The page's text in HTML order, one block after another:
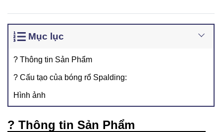
Mục lục
? Thông tin Sản Phẩm
? Cấu tạo của bóng rổ Spalding:
Hình ảnh
? Thông tin Sản Phẩm